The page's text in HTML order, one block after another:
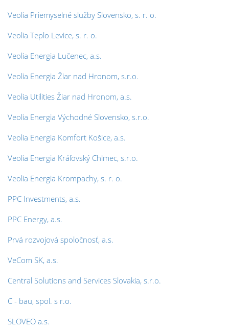
Veolia Priemyselné služby Slovensko, s. r. o.
Veolia Teplo Levice, s. r. o.
Veolia Energia Lučenec, a.s.
Veolia Energia Žiar nad Hronom, s.r.o.
Veolia Utilities Žiar nad Hronom, a.s.
Veolia Energia Východné Slovensko, s.r.o.
Veolia Energia Komfort Košice, a.s.
Veolia Energia Kráľovský Chlmec, s.r.o.
Veolia Energia Krompachy, s. r. o.
PPC Investments, a.s.
PPC Energy, a.s.
Prvá rozvojová spoločnosť, a.s.
VeCom SK, a.s.
Central Solutions and Services Slovakia, s.r.o.
C - bau, spol. s r.o.
SLOVEO a.s.